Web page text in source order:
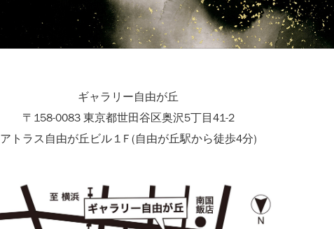
ギャラリー自由が丘
〒158-0083 東京都世田谷区奥沢5丁目41-2
アトラス自由が丘ビル１F (自由が丘駅から徒歩4分)